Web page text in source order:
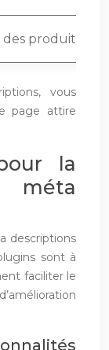
des produits,
vous
page attire
la
descriptions
sont à
faciliter le